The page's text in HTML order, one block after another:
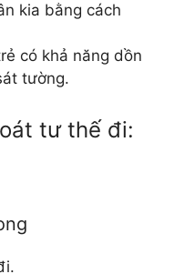
kia bằng cách
có khả năng dồn
tường.
tư thế đi: